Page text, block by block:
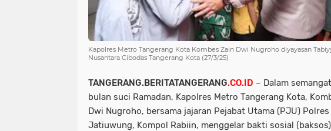
Kapolres Metro Tangerang Kota Kombes Zain Dwi Nugroho diyayasan
Nusantara Cibodas Tangerang Kota (27/3/25)
TANGERANG.BERITATANGERANG.CO.ID – Dalam
bulan suci Ramadan, Kapolres Metro Tangerang Kota,
Dwi Nugroho, bersama jajaran Pejabat Utama (PJU)
Jatiuwung, Kompol Rabiin, menggelar bakti sosial